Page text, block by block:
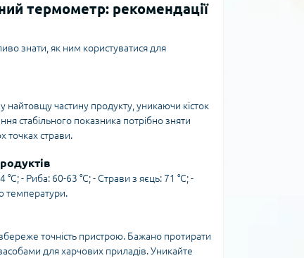
термометр: рекомендації
знати, як ним користуватися для
частину продукту, уникаючи кісток
стабільного показника потрібно зняти
точках страви.
- Риба: 60-63 °C; - Страви з яєць: 71 °C; -
температури.
точність пристрою. Бажано протирати
для харчових приладів. Уникайте